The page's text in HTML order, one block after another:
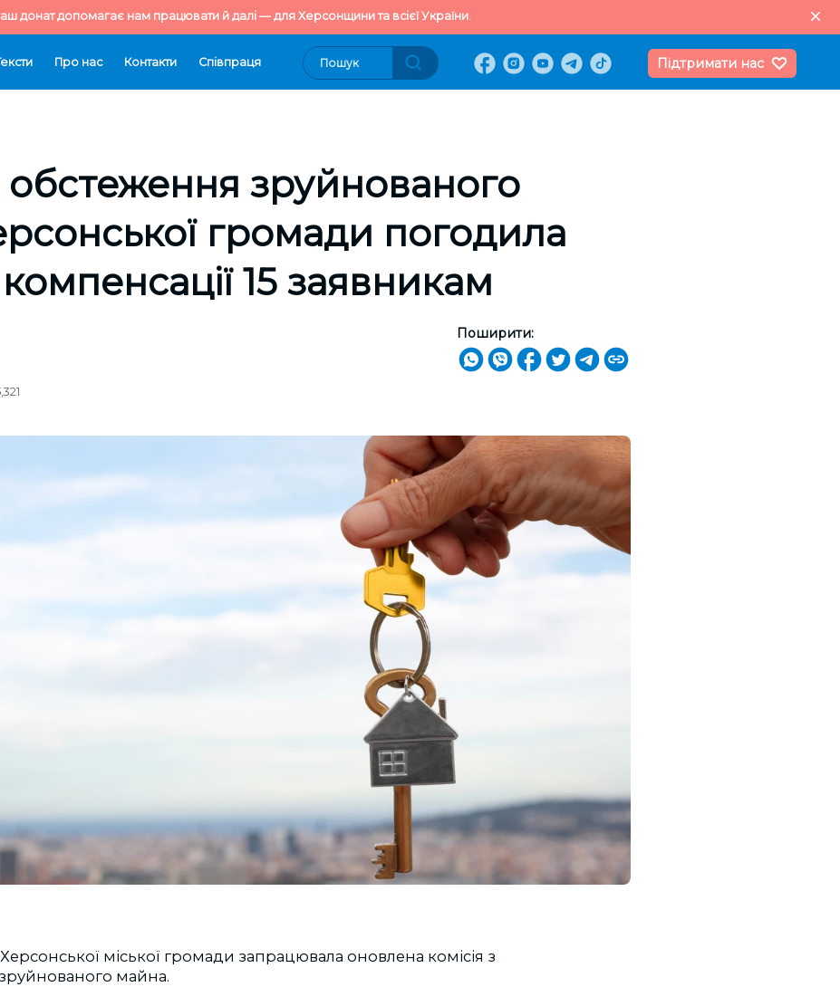
донат допомагає нам працювати й далі — для Херсонщини та всієї України.
Про нас Контакти Cпівпраця Підтримати нас
обстеження зруйнованого
громади погодила
15 заявникам
Поширити:
Херсонської міської громади запрацювала оновлена комісія з
майна.